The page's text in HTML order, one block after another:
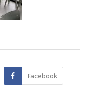
Facebook